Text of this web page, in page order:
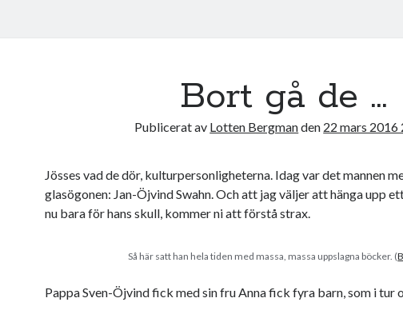
Bort gå de …
Publicerat av Lotten Bergmanden 22 mars 2016
Jösses vad de dör, kulturpersonligheterna. Idag var det mannen
glasögonen: Jan-Öjvind Swahn. Och att jag väljer att hänga upp
nu bara för hans skull, kommer ni att förstå strax.
Så här satt han hela tiden med massa, massa uppslagna böcker. (
Pappa Sven-Öjvind fick med sin fru Anna fick fyra barn, som i tur